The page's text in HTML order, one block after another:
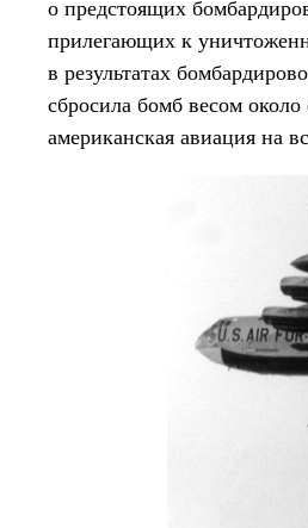
о предстоящих
прилегающих к
в результатах
сбросила бомб весом
американская авиация на